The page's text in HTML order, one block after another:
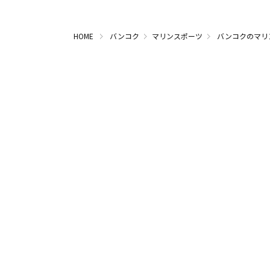
HOME バンコク マリンスポーツ バンコクのマ